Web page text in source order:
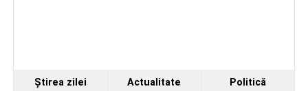
Ştirea zilei Actualitate Politică